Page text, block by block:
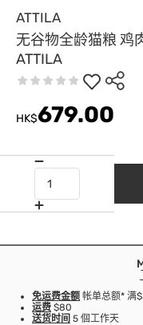
ATTILA
无谷物全龄猫粮 鸡
ATTILA
HK$679.00
免运费金额 帐单总额* 满
运费 $80
送货时间 5 個工作天